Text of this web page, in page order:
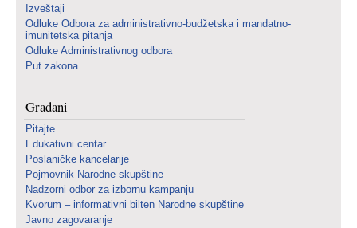
Izveštaji
Odluke Odbora za administrativno-budžetska i mandatno-
imunitetska pitanja
Odluke Administrativnog odbora
Put zakona
Građani
Pitajte
Edukativni centar
Poslaničke kancelarije
Pojmovnik Narodne skupštine
Nadzorni odbor za izbornu kampanju
Kvorum – informativni bilten Narodne skupštine
Javno zagovaranje